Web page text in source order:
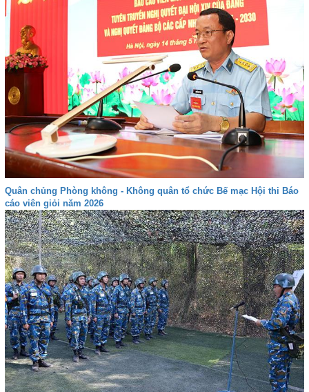
Quân chủng Phòng không - Không quân tổ chức Bế mạc Hội thi Báo
cáo viên giỏi năm 2026